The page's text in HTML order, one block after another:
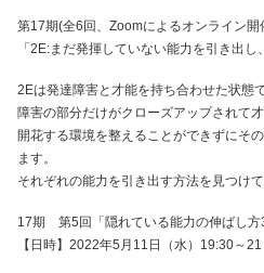
第17期(全6回、Zoomによるオンライン開
「2E:まだ発揮していない能力を引き出し
2Eは発達障害と才能を持ち合わせた状態で
障害の部分だけがクローズアップされて
開花する環境を整えることができずにそ
ます。
それぞれの能力を引き出す方法を見つけて
17期 第5回「隠れている能力の伸ばし方3
【日時】2022年5月11日（水）19:30～